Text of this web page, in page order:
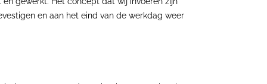
en aan het eind van de werkdag weer